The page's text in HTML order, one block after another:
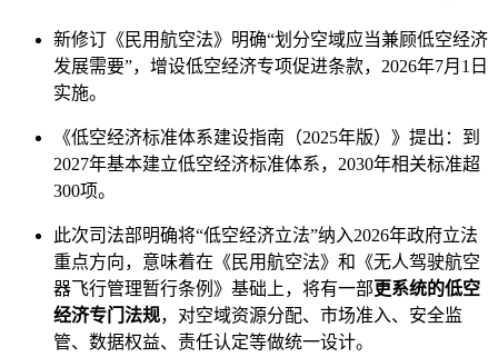
新修订《民用航空法》明确“划分空域应当兼顾低空经济
发展需要”，增设低空经济专项促进条款，2026年7月1日
实施。
《低空经济标准体系建设指南（2025年版）》提出：到
2027年基本建立低空经济标准体系，2030年相关标准超
300项。
此次司法部明确将“低空经济立法”纳入2026年政府立法
重点方向，意味着在《民用航空法》和《无人驾驶航空
器飞行管理暂行条例》基础上，将有一部更系统的低空
经济专门法规，对空域资源分配、市场准入、安全监
管、数据权益、责任认定等做统一设计。